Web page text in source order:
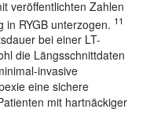
veröffentlichten Zahlen
in RYGB unterzogen. 11
bei einer LT-
die Längsschnittdaten
invasive
eine sichere
mit hartnäckiger